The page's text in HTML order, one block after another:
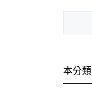
本分